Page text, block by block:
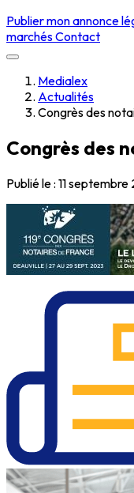
Publier mon annonce
marchésContact
Medialex
Actualités
Congrès des
Congrès des
Publié le : 11